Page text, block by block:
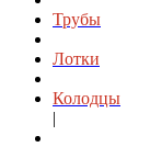
Трубы
Лотки
Колодцы